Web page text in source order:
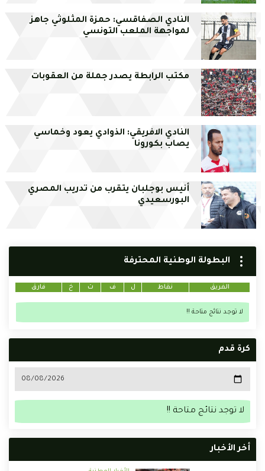
النادي الصفاقسي: حمزة المثلوثي جاهز
لمواجهة الملعب التونسي
مكتب الرابطة يصدر جملة من العقوبات
النادي الافريقي: الذوادي يعود وخماسي
يصاب بكورونا
أنيس بوجلبان يتقرب من تدريب المصري
البورسعيدي
البطولة الوطنية المحترفة
الفريق نقاط ل ف ت خ فارق
لا توجد نتائج متاحة !!
كرة قدم
لا توجد نتائج متاحة !!
أخر الأخبار